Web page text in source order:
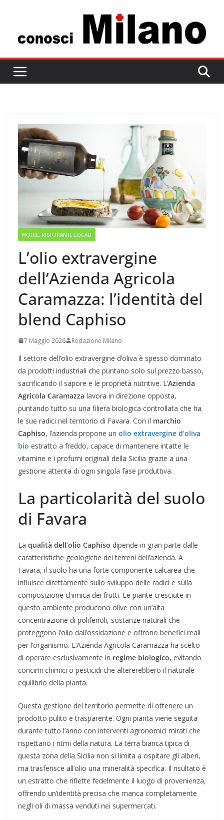
contenuto
HOTEL, RISTORANTI, LOCALI
L’olio extravergine
dell’Azienda Agricola
Caramazza: l’identità del
blend Caphiso
7 Maggio 2026 Redazione Milano
Il settore dell’olio extravergine d’oliva è spesso dominato
da prodotti industriali che puntano solo sul prezzo basso,
sacrificando il sapore e le proprietà nutritive. L’Azienda
Agricola Caramazza lavora in direzione opposta,
puntando tutto su una filiera biologica controllata che ha
le sue radici nel territorio di Favara. Con il marchio
Caphiso, l’azienda propone un olio extravergine d’oliva
bio estratto a freddo, capace di mantenere intatte le
vitamine e i profumi originali della Sicilia grazie a una
gestione attenta di ogni singola fase produttiva.
La particolarità del suolo
di Favara
La qualità dell’olio Caphiso dipende in gran parte dalle
caratteristiche geologiche dei terreni dell’azienda. A
Favara, il suolo ha una forte componente calcarea che
influisce direttamente sullo sviluppo delle radici e sulla
composizione chimica dei frutti. Le piante cresciute in
questo ambiente producono olive con un’alta
concentrazione di polifenoli, sostanze naturali che
proteggono l’olio dall’ossidazione e offrono benefici reali
per l’organismo. L’Azienda Agricola Caramazza ha scelto
di operare esclusivamente in regime biologico, evitando
concimi chimici o pesticidi che altererebbero il naturale
equilibrio della pianta.
Questa gestione del territorio permette di ottenere un
prodotto pulito e trasparente. Ogni pianta viene seguita
durante tutto l’anno con interventi agronomici mirati che
rispettano i ritmi della natura. La terra bianca tipica di
questa zona della Sicilia non si limita a ospitare gli alberi,
ma trasferisce all’olio una mineralità specifica. Il risultato è
un estratto che riflette fedelmente il luogo di provenienza,
offrendo un’identità precisa che manca completamente
negli oli di massa venduti nei supermercati.